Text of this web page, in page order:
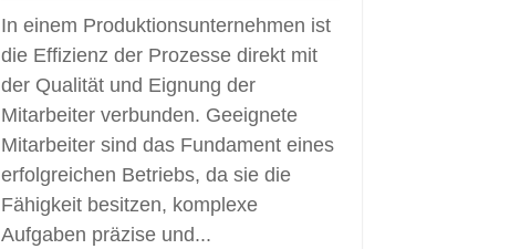
In einem Produktionsunternehmen ist
die Effizienz der Prozesse direkt mit
der Qualität und Eignung der
Mitarbeiter verbunden. Geeignete
Mitarbeiter sind das Fundament eines
erfolgreichen Betriebs, da sie die
Fähigkeit besitzen, komplexe
Aufgaben präzise und...